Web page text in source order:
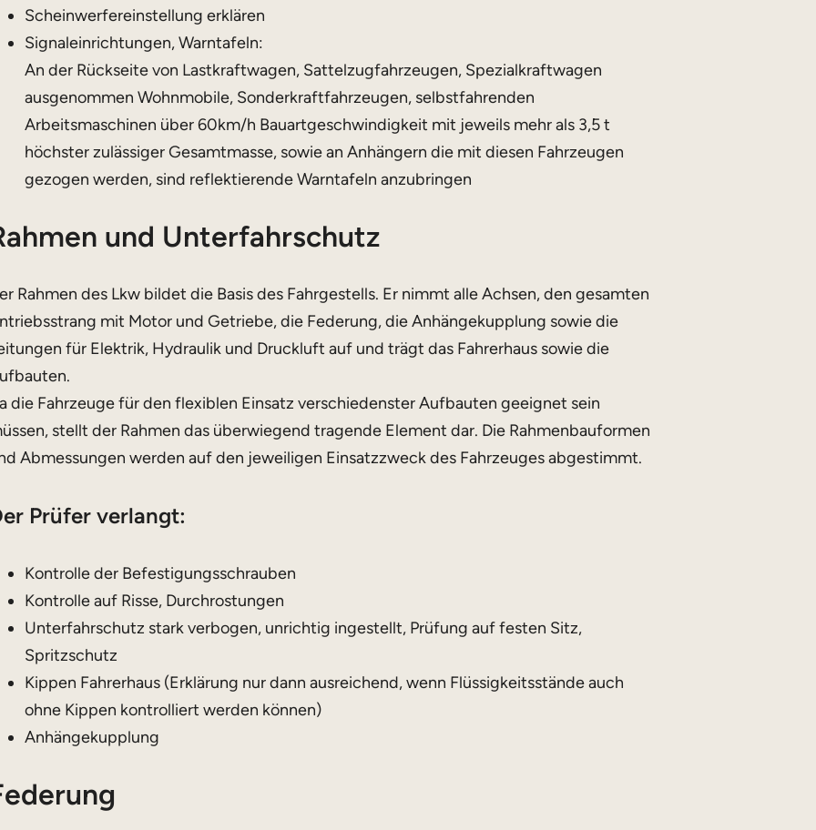
Scheinwerfereinstellung erklären
Signaleinrichtungen, Warntafeln:
An der Rückseite von Lastkraftwagen, Sattelzugfahrzeugen, Spezialkraftwagen
ausgenommen Wohnmobile, Sonderkraftfahrzeugen, selbstfahrenden
Arbeitsmaschinen über 60km/h Bauartgeschwindigkeit mit jeweils mehr als 3,5 t
höchster zulässiger Gesamtmasse, sowie an Anhängern die mit diesen Fahrzeugen
gezogen werden, sind reflektierende Warntafeln anzubringen
und Unterfahrschutz
Rahmen des Lkw bildet die Basis des Fahrgestells. Er nimmt alle Achsen, den gesamten
mit Motor und Getriebe, die Federung, die Anhängekupplung sowie die
für Elektrik, Hydraulik und Druckluft auf und trägt das Fahrerhaus sowie die
die Fahrzeuge für den flexiblen Einsatz verschiedenster Aufbauten geeignet sein
stellt der Rahmen das überwiegend tragende Element dar. Die Rahmenbauformen
Abmessungen werden auf den jeweiligen Einsatzzweck des Fahrzeuges abgestimmt.
Prüfer verlangt:
Kontrolle der Befestigungsschrauben
Kontrolle auf Risse, Durchrostungen
Unterfahrschutz stark verbogen, unrichtig ingestellt, Prüfung auf festen Sitz,
Spritzschutz
Kippen Fahrerhaus (Erklärung nur dann ausreichend, wenn Flüssigkeitsstände auch
ohne Kippen kontrolliert werden können)
Anhängekupplung